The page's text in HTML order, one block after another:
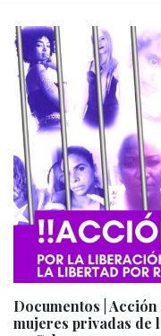
Documentos |
mujeres privadas de